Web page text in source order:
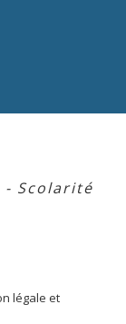
- Scolarité
légale et